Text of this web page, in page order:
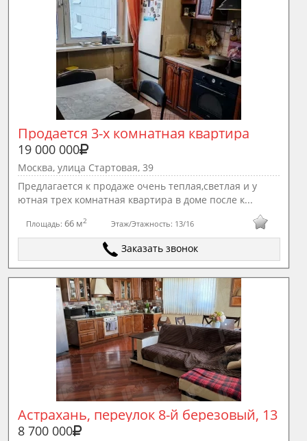
Продается 3-х комнатная квартира
19 000 000
Москва, улица Стартовая, 39
Предлагается к продаже очень теплая,светлая и у
ютная трех комнатная квартира в доме после к...
Площадь:66 м2 Этаж/Этажность: 13/16
Заказать звонок
Астрахань, переулок 8-й березовый, 13
8 700 000